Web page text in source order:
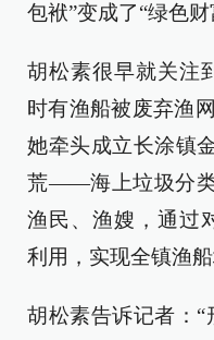
包袱”变成了“绿色财
胡松素很早就关注
时有渔船被废弃渔
她牵头成立长涂镇
荒——海上垃圾分类
渔民、渔嫂，通过
利用，实现全镇渔船
胡松素告诉记者：“